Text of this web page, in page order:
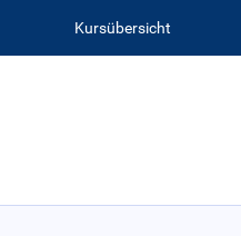
Kursübersicht